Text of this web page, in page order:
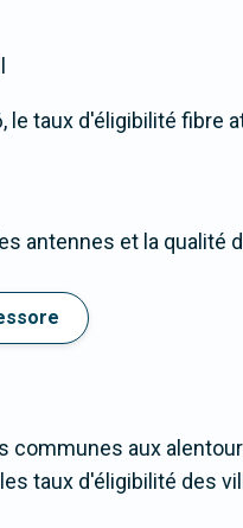
taux d'éligibilité fibre
antennes et la qualité
aux
taux d'éligibilité des